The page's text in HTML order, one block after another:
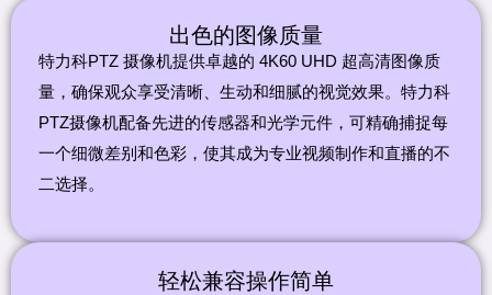
出色的图像质量
特力科PTZ 摄像机提供卓越的 4K60 UHD 超高清图像质
量，确保观众享受清晰、生动和细腻的视觉效果。特力科
PTZ摄像机配备先进的传感器和光学元件，可精确捕捉每
一个细微差别和色彩，使其成为专业视频制作和直播的不
二选择。
轻松兼容操作简单